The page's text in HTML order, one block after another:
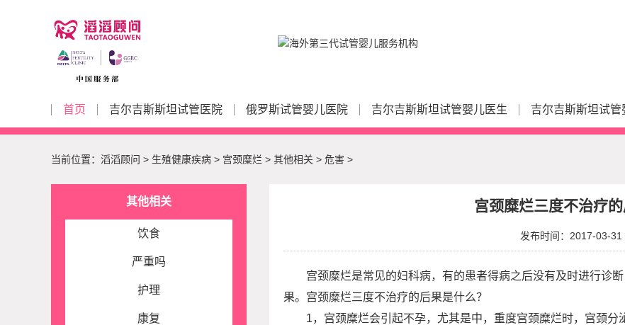
首页 吉尔吉斯斯坦试管医院 俄罗斯试管婴儿医院 吉尔吉斯斯坦试管婴儿医生 吉尔吉斯斯坦试管
当前位置： 滔滔顾问 > 生殖健康疾病 > 宫颈糜烂 > 其他相关 > 危害 >
其他相关
饮食
严重吗
护理
康复
宫颈糜烂三度不治疗
发布时间：2017-03-31
宫颈糜烂是常见的妇科病，有的患者得病之后没有及时进行诊
果。宫颈糜烂三度不治疗的后果是什么？
1，宫颈糜烂会引起不孕，尤其是中，重度宫颈糜烂时，宫颈分